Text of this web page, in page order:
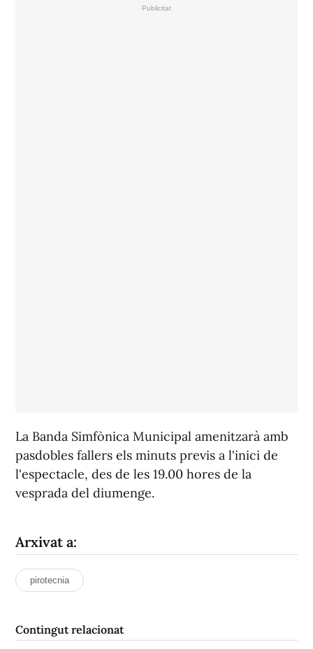
La Banda Simfònica Municipal amenitzarà amb
pasdobles fallers els minuts previs a l'inici de
l'espectacle, des de les 19.00 hores de la
vesprada del diumenge.
Arxivat a:
pirotecnia
Contingut relacionat